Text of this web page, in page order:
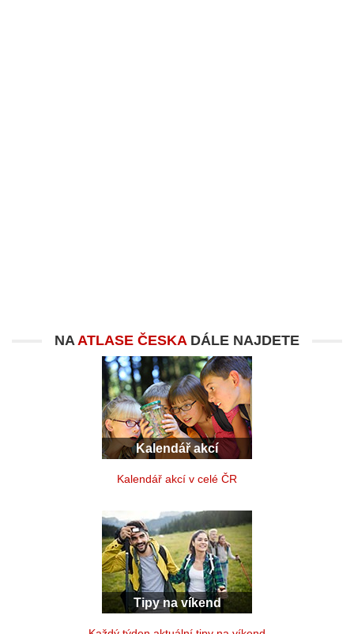
NAATLASE ČESKADÁLE NAJDETE
Kalendář akcí
Kalendář akcí v celé ČR
Tipy na víkend